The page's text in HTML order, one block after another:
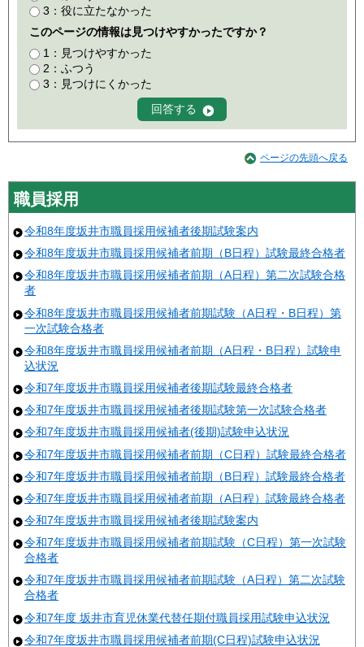
3：役に立たなかった
このページの情報は見つけやすかったですか？
1：見つけやすかった
2：ふつう
3：見つけにくかった
ページの先頭へ戻る
職員採用
令和8年度坂井市職員採用候補者後期試験案内
令和8年度坂井市職員採用候補者前期（B日程）試験最終合格者
令和8年度坂井市職員採用候補者前期（A日程）第二次試験合格
者
令和8年度坂井市職員採用候補者前期試験（A日程・B日程）第
一次試験合格者
令和8年度坂井市職員採用候補者前期（A日程・B日程）試験申
込状況
令和7年度坂井市職員採用候補者後期試験最終合格者
令和7年度坂井市職員採用候補者後期試験第一次試験合格者
令和7年度坂井市職員採用候補者(後期)試験申込状況
令和7年度坂井市職員採用候補者前期（C日程）試験最終合格者
令和7年度坂井市職員採用候補者前期（B日程）試験最終合格者
令和7年度坂井市職員採用候補者前期（A日程）試験最終合格者
令和7年度坂井市職員採用候補者後期試験案内
令和7年度坂井市職員採用候補者前期試験（C日程）第一次試験
合格者
令和7年度坂井市職員採用候補者前期試験（A日程）第二次試験
合格者
令和7年度 坂井市育児休業代替任期付職員採用試験申込状況
令和7年度坂井市職員採用候補者前期(C日程)試験申込状況